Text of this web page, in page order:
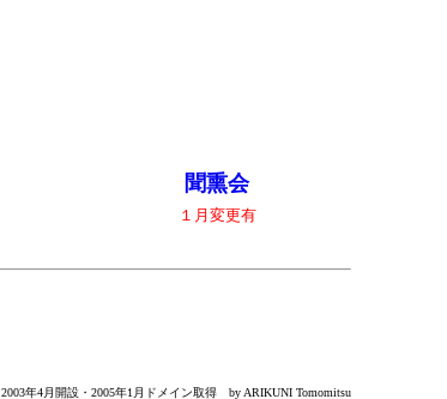
聞熏会
１月変更有
2003年4月開設・2005年1月ドメイン取得 by ARIKUNI Tomomitsu